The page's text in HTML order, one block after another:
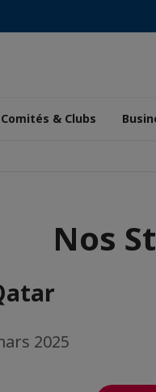
Comités & Clubs
Nos
2025